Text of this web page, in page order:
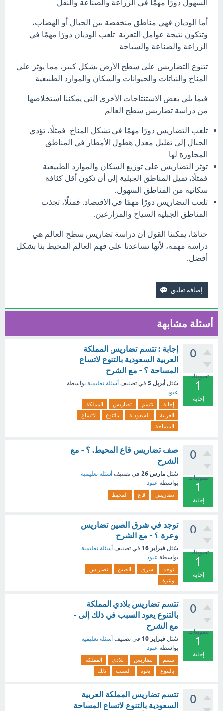
السهول دورًا مهمًا في الزراعة والصناعة والنقل.
أما الوديان فهي مناطق منخفضة بين الجبال أو الهضاب،
وتتكون نتيجة عوامل التعرية. تلعب الوديان دورًا مهمًا في
الزراعة والصناعة والسياحة.
تتنوع التضاريس على سطح الأرض بشكل كبير، مما يؤثر على
المناخ والنباتات والحيوانات والسكان والموارد الطبيعية.
فيما يلي بعض الاستنتاجات الأخرى التي يمكننا استخلاصها
من دراسة تضاريس سطح العالم:
تلعب التضاريس دورًا مهمًا في تشكل المناخ. فمثلًا، تؤدي
الجبال إلى تقليل معدل هطول الأمطار في المناطق
المجاورة لها.
تؤثر التضاريس على توزيع السكان والموارد الطبيعية.
فمثلًا، تميل المناطق الجبلية إلى أن تكون أقل كثافة
سكانية من المناطق السهول.
تلعب التضاريس دورًا مهمًا في الاقتصاد. فمثلًا، تجذب
المناطق الجبلية السياح والمزارعين.
ختامًا، يمكننا القول أن دراسة تضاريس سطح العالم هي
دراسة مهمة، لأنها تساعدنا على فهم العالم المحيط بنا بشكل
أفضل.
أسئلة مشابهة
0
تصويتات
1
إجابة
إجابة : تتسم تضاريس المملكة
العربية السعودية بالتنوع لاتساع
المساحة ؟ - مع الشرح
سُئل أبريل 5 في تصنيف أسئلة تعليمية بواسطة
عبود
إجابة تتسم تضاريس
المملكة
العربية
السعودية بالتنوع
لاتساع
المساحة
0
تصويتات
1
إجابة
صف تضاريس قاع المحيط. ؟ - مع
الشرح
سُئل مارس 26 في تصنيف أسئلة تعليمية
بواسطة عبود
تضاريس قاع المحيط
0
تصويتات
1
إجابة
توجد في شرق الصين تضاريس
وعرة ؟ - مع الشرح
سُئل فبراير 16 في تصنيف أسئلة تعليمية
بواسطة عبود
توجد شرق الصين
تضاريس
وعرة
0
تصويتات
1
إجابة
تتسم تضاريس بلادي المملكة
بالتنوع يعود السبب في ذلك إلى -
مع الشرح
سُئل فبراير 10 في تصنيف أسئلة تعليمية
بواسطة عبود
تتسم تضاريس بلادي
المملكة
بالتنوع
يعود السبب ذلك
0
تتسم تضاريس المملكة العربية
السعودية بالتنوع لاتساع المساحة